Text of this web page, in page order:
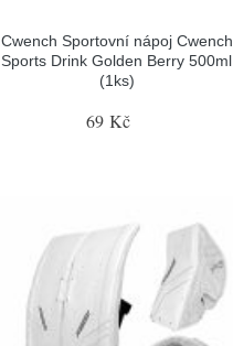
Cwench Sportovní nápoj Cwench
Sports Drink Golden Berry 500ml
(1ks)
69 Kč